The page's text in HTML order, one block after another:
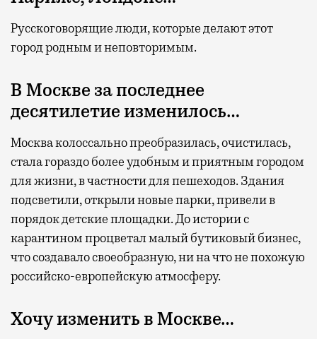
Русскоговорящие люди, которые делают этот
город родным и неповторимым.
В Москве за последнее
десятилетие изменилось…
Москва колоссально преобразилась, очистилась,
стала гораздо более удобным и приятным городом
для жизни, в частности для пешеходов. Здания
подсветили, открыли новые парки, привели в
порядок детские площадки. До истории с
карантином процветал малый бутиковый бизнес,
что создавало своеобразную, ни на что не похожую
российско-европейскую атмосферу.
Хочу изменить в Москве…